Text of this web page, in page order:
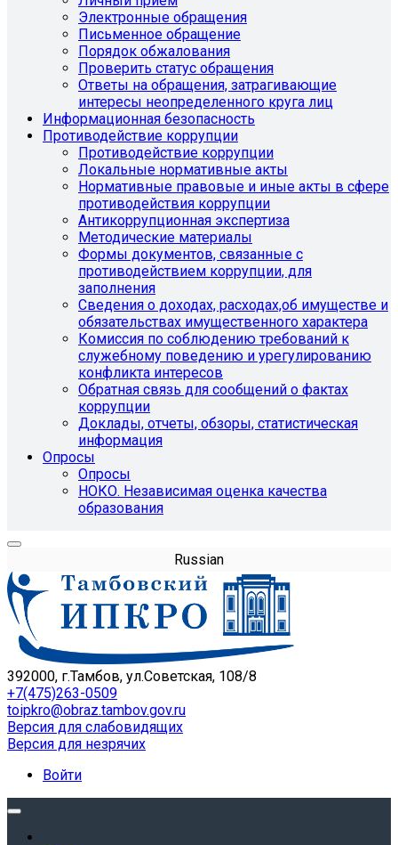
Электронные обращения
Письменное обращение
Порядок обжалования
Проверить статус обращения
Ответы на обращения, затрагивающие
интересы неопределенного круга лиц
Информационная безопасность
Противодействие коррупции
Противодействие коррупции
Локальные нормативные акты
Нормативные правовые и иные акты в сфере
противодействия коррупции
Антикоррупционная экспертиза
Методические материалы
Формы документов, связанные с
противодействием коррупции, для
заполнения
Сведения о доходах, расходах,об имуществе и
обязательствах имущественного характера
Комиссия по соблюдению требований к
служебному поведению и урегулированию
конфликта интересов
Обратная связь для сообщений о фактах
коррупции
Доклады, отчеты, обзоры, статистическая
информация
Опросы
Опросы
НОКО. Независимая оценка качества
образования
Russian
392000, г.Тамбов, ул.Советская, 108/8
+7(475)263-0509
toipkro@obraz.tambov.gov.ru
Версия для слабовидящих
Версия для незрячих
Войти